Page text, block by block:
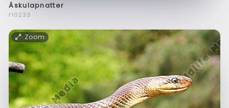
Äskulapnatter
f10233
Zoom